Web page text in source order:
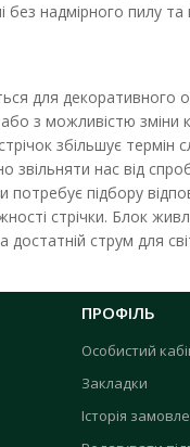
Блок
Блок живлення
854.63 грн
надмірного пилу та
для
з можливістю зміни
збільшує термін
нас від
потребує підбору
стрічки. Блок
достатній струм для
ПРОФІЛЬ
Особистий
Закладки
Історія